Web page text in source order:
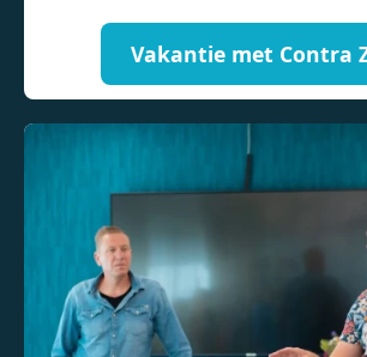
Vakantie met Contra